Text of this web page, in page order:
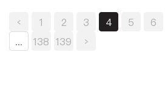
‹ 1 2 3 4 5 6
...
138 139 ›